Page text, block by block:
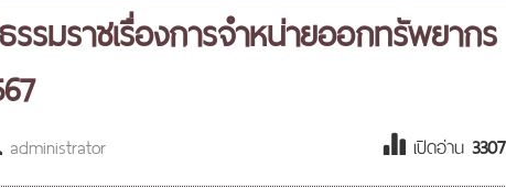
รมราชเรื่องการจำหน่ายออกทรัพยากร
administrator เปิดอ่าน 3307